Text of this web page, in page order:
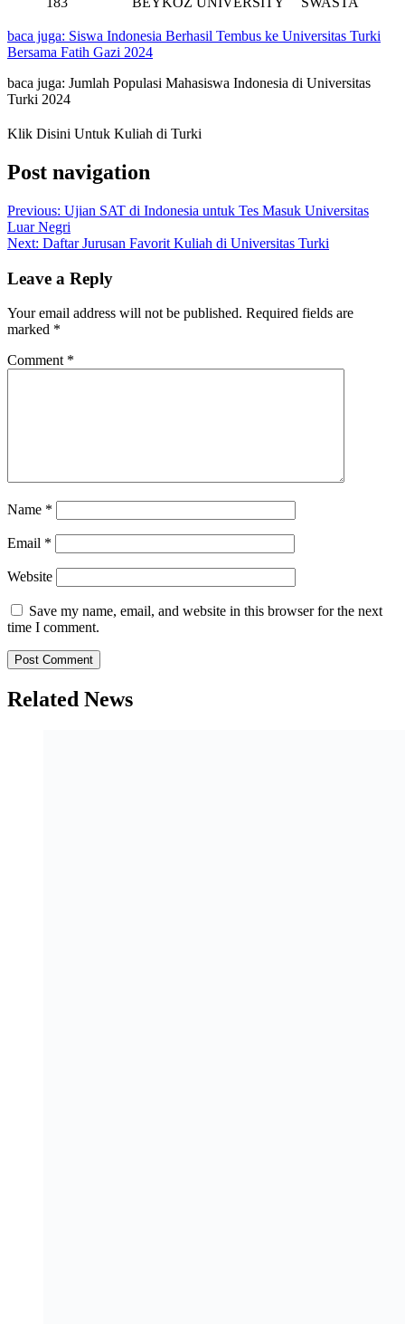
baca juga: Siswa Indonesia Berhasil Tembus ke Universitas Turki
Bersama Fatih Gazi 2024
baca juga: Jumlah Populasi Mahasiswa Indonesia di Universitas
Turki 2024
Klik Disini Untuk Kuliah di Turki
Post navigation
Previous: Ujian SAT di Indonesia untuk Tes Masuk Universitas
Luar Negri
Next: Daftar Jurusan Favorit Kuliah di Universitas Turki
Leave a Reply
Your email address will not be published. Required fields are
marked *
Comment *
Name *
Email *
Website
Save my name, email, and website in this browser for the next
time I comment.
Related News